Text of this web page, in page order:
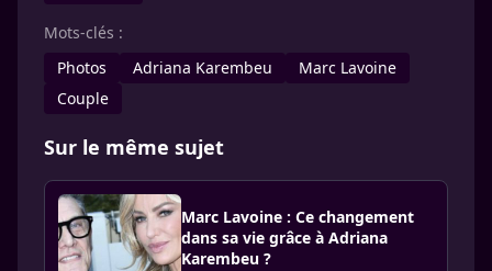
Mots-clés :
Photos
Adriana Karembeu
Marc Lavoine
Couple
Sur le même sujet
Marc Lavoine : Ce changement
dans sa vie grâce à Adriana
Karembeu ?